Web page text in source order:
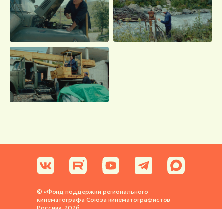
© «Фонд поддержки регионального
кинематографа Союза кинематографистов
России», 2026